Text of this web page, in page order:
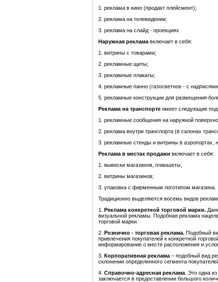
1. реклама в кино (продакт плейсмент);
2. реклама на телевидении;
3. реклама на слайд - проекциях.
Наружная реклама включает в себя:
1. витрины с товарами;
2. рекламные щиты;
3. рекламные плакаты;
4. рекламные панно (газосветное - с
5. рекламные конструкции для размещения
Реклама на транспорте имеет следующие
1. рекламные сообщения на наружной
2. реклама внутри транспорта (в салонах
3. рекламные стенды и витрины в аэропортах,
Реклама в местах продажи включает в себя:
1. вывески магазинов, планшеты;
2. витрины магазинов;
3. упаковка с фирменным логотипом магазина.
Традиционно выделяются восемь видов
1. Реклама конкретной торговой марки.
визуальной рекламы. Подобная реклама
торговой марки.
2. Рознично - торговая реклама. Подобный
привлечения покупателей к конкретной
информирование о месте расположения и
3. Корпоративная реклама – подобный вид
склонении определенного сегмента
4. Справочно-адресная реклама . Это одна
заключается в предоставлении большого